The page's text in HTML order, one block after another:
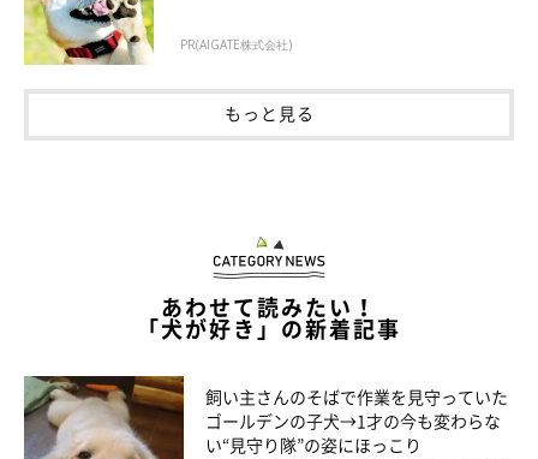
PR(AIGATE株式会社)
もっと見る
あわせて読みたい！
「犬が好き」の新着記事
飼い主さんのそばで作業を見守っていた
ゴールデンの子犬→1才の今も変わらな
い“見守り隊”の姿にほっこり